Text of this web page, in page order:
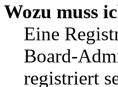
Wozu muss
Eine
Board-
registriert